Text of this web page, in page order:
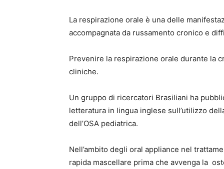
La respirazione orale è una delle
accompagnata da russamento cronico e
Prevenire la respirazione orale durante la
cliniche.
Un gruppo di ricercatori Brasiliani ha
letteratura in lingua inglese sull’utilizzo
dell’OSA pediatrica.
Nell’ambito degli oral appliance nel
rapida mascellare prima che avvenga la